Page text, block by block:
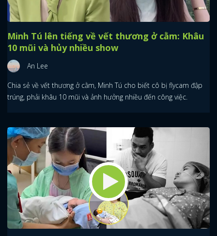
Minh Tú lên tiếng về vết thương ở cằm: Khâu
10 mũi và hủy nhiều show
An Lee
Chia sẻ về vết thương ở cằm, Minh Tú cho biết cô bị flycam đập
trúng, phải khâu 10 mũi và ảnh hưởng nhiều đến công việc.